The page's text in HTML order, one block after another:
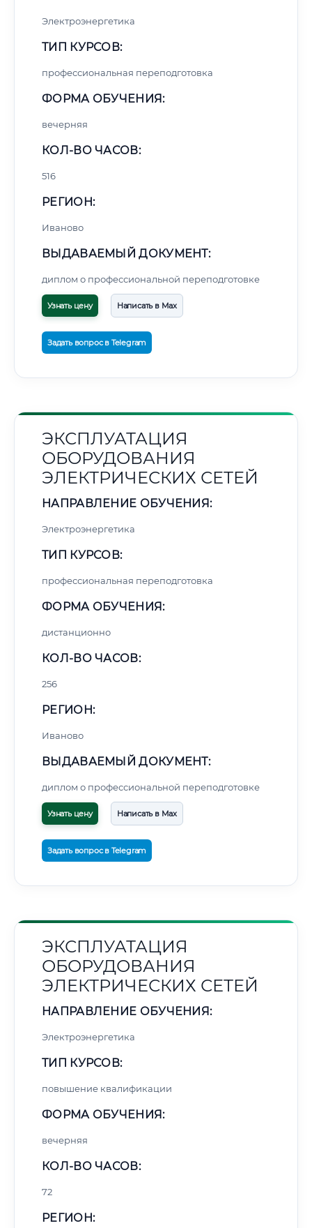
Электроэнергетика
ТИП КУРСОВ:
профессиональная переподготовка
ФОРМА ОБУЧЕНИЯ:
вечерняя
КОЛ-ВО ЧАСОВ:
516
РЕГИОН:
Иваново
ВЫДАВАЕМЫЙ ДОКУМЕНТ:
диплом о профессиональной переподготовке
Узнать цену Написать в Max
Задать вопрос в Telegram
ЭКСПЛУАТАЦИЯ
ОБОРУДОВАНИЯ
ЭЛЕКТРИЧЕСКИХ СЕТЕЙ
НАПРАВЛЕНИЕ ОБУЧЕНИЯ:
Электроэнергетика
ТИП КУРСОВ:
профессиональная переподготовка
ФОРМА ОБУЧЕНИЯ:
дистанционно
КОЛ-ВО ЧАСОВ:
256
РЕГИОН:
Иваново
ВЫДАВАЕМЫЙ ДОКУМЕНТ:
диплом о профессиональной переподготовке
Узнать цену Написать в Max
Задать вопрос в Telegram
ЭКСПЛУАТАЦИЯ
ОБОРУДОВАНИЯ
ЭЛЕКТРИЧЕСКИХ СЕТЕЙ
НАПРАВЛЕНИЕ ОБУЧЕНИЯ:
Электроэнергетика
ТИП КУРСОВ:
повышение квалификации
ФОРМА ОБУЧЕНИЯ:
вечерняя
КОЛ-ВО ЧАСОВ:
72
РЕГИОН: